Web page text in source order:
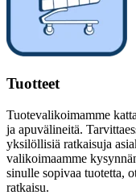
Tuotteet
Tuotevalikoimamme
ja apuvälineitä.
yksilöllisiä ratkaisuja
valikoimaamme
sinulle sopivaa tuotetta,
ratkaisu.